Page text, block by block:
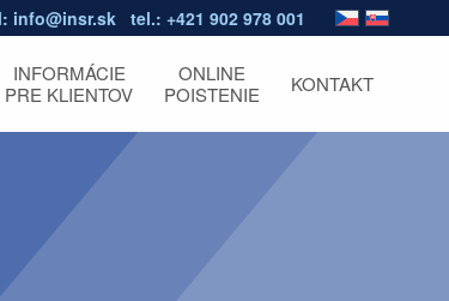
info@insr.sk tel.: +421 902 978 001
INFORMÁCIE
PRE KLIENTOV
ONLINE
POISTENIE
KONTAKT